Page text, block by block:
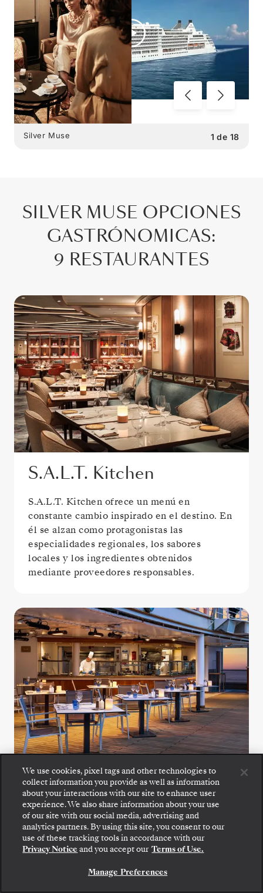
1 de 18
Silver Muse
SILVER MUSE OPCIONES
GASTRÓNOMICAS:
9 RESTAURANTES
S.A.L.T. Kitchen
S.A.L.T. Kitchen ofrece un menú en
constante cambio inspirado en el destino. En
él se alzan como protagonistas las
especialidades regionales, los sabores
locales y los ingredientes obtenidos
mediante proveedores responsables.
The Grill
Deguste refrescantes ensaladas, marisco a la
parrilla y carnes al punto en The Grill, un
favorito de todos al aire libre.
We use cookies, pixel tags and other technologies to
collect information you provide as well as information
about your interactions with our site to enhance user
experience. We also share information about your use
of our site with our social media, advertising and
analytics partners. By using this site, you consent to our
use of these tracking tools in accordance with our
Privacy Notice and you accept our Terms of Use.
Manage Preferences